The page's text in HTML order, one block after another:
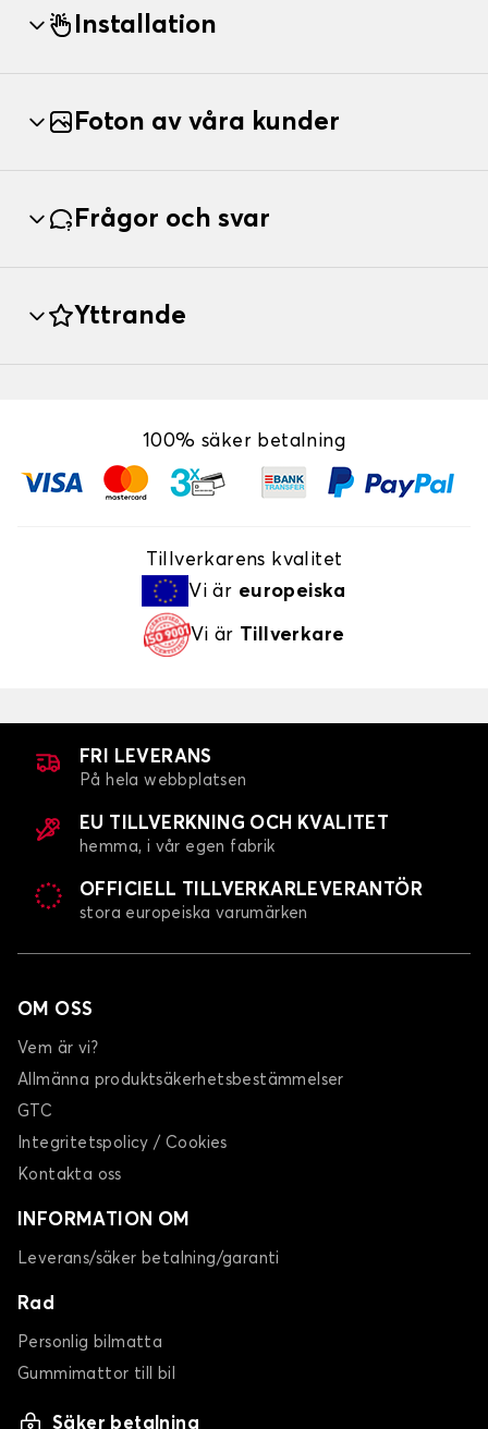
Installation
Foton av våra kunder
Frågor och svar
Yttrande
100% säker betalning
Tillverkarens kvalitet
Vi är europeiska
Vi är Tillverkare
FRI LEVERANS
På hela webbplatsen
EU TILLVERKNING OCH KVALITET
hemma, i vår egen fabrik
OFFICIELL TILLVERKARLEVERANTÖR
stora europeiska varumärken
OM OSS
Vem är vi?
Allmänna produktsäkerhetsbestämmelser
GTC
Integritetspolicy / Cookies
Kontakta oss
INFORMATION OM
Leverans/säker betalning/garanti
Rad
Personlig bilmatta
Gummimattor till bil
Säker betalning